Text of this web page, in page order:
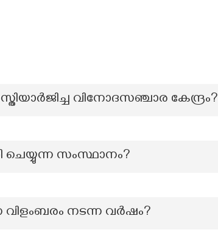
വിനോദസഞ്ചാര കേന്ദ്രം?
സംസ്ഥാനം?
നടന്ന വര്‍ഷം?